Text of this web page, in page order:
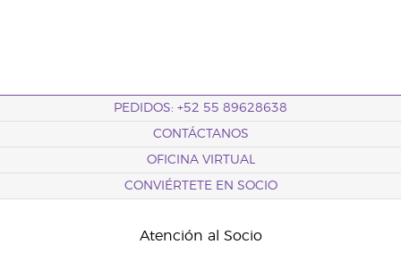
PEDIDOS: +52 55 89628638
CONTÁCTANOS
OFICINA VIRTUAL
CONVIÉRTETE EN SOCIO
Atención al Socio